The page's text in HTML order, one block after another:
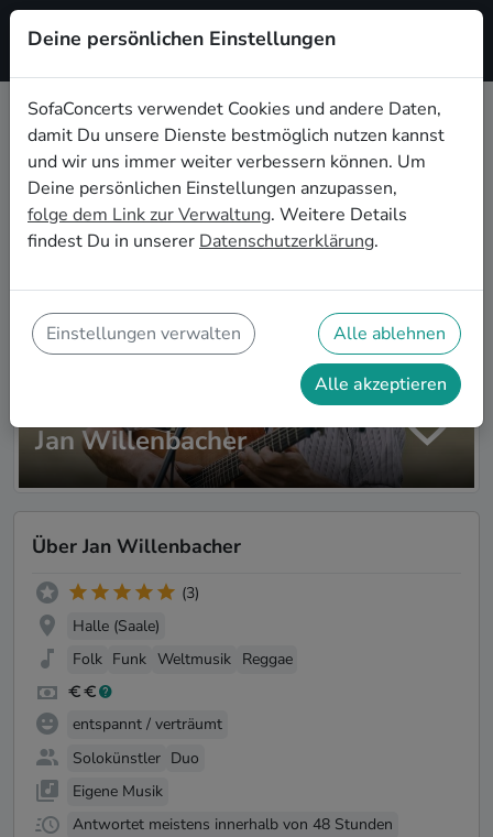
Registrieren
Zur Artistsuche
Jan Willenbacher
Über Jan Willenbacher
(3)
Halle (Saale)
Folk Funk Weltmusik Reggae
entspannt / verträumt
Solokünstler Duo
Eigene Musik
Antwortet meistens innerhalb von 48 Stunden
Deine persönlichen Einstellungen
SofaConcerts verwendet Cookies und andere Daten,
damit Du unsere Dienste bestmöglich nutzen kannst
und wir uns immer weiter verbessern können. Um
Deine persönlichen Einstellungen anzupassen,
folge dem Link zur Verwaltung. Weitere Details
findest Du in unserer Datenschutzerklärung.
Einstellungen verwalten Alle ablehnen
Alle akzeptieren